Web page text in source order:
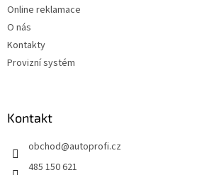
Online reklamace
O nás
Kontakty
Provizní systém
Kontakt
obchod@autoprofi.cz
485 150 621